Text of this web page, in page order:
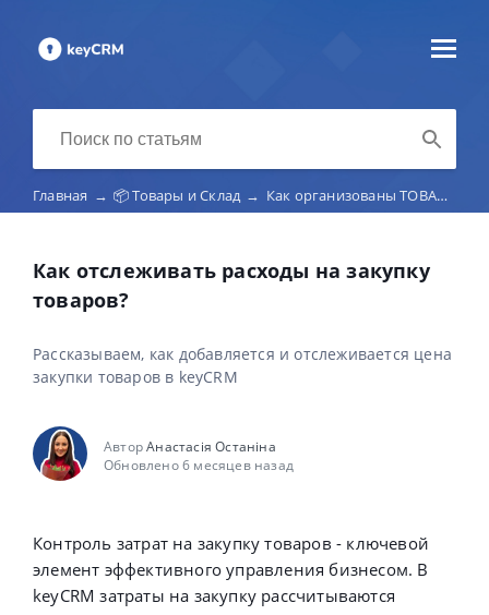
Главная → 📦 Товары и Склад → Как организованы ТОВАРЫ и ПУБЛИКАЦИИ в keyCRM
Как отслеживать расходы на закупку
товаров?
Рассказываем, как добавляется и отслеживается цена
закупки товаров в keyCRM
АвторАнастасія Останіна
Обновлено 6 месяцев назад
Контроль затрат на закупку товаров - ключевой
элемент эффективного управления бизнесом. В
keyCRM затраты на закупку рассчитываются